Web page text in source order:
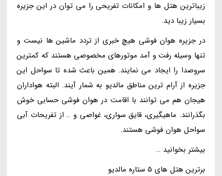
زیباترین هتل ها و امکانات تفریحی را می توان در این جزیره
بسیار زیبا دید.
در جزیره هوان فوشی هیچ خبری از تردد ماشین ها نیست و
تنها وسیله رفت و آمد موتورهای مخصوصی هستند که کمترین
سروصدا را ایجاد می نمایند. همین باعث شده تا سواحل این
جزیره از آرام ترین مناطق مالدیو به شمار آیند. البته هواداران
هیجان هم می توانند با اقامت در هوان فوشی حسابی خوش
بگذرانند. ماهیگیری، قایق سواری، غواصی و .. از تفریحات آبی
سواحل هوان فوشی هستند.
بیشتر بخوانید …
برترین هتل های 5 ستاره مالدیو